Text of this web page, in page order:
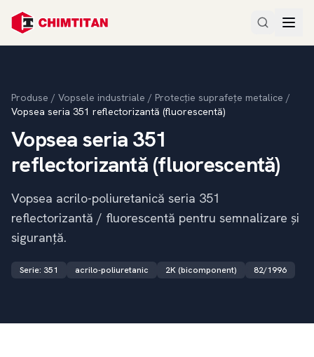
Produse / Vopsele industriale / Protecție suprafețe metalice /
Vopsea seria 351 reflectorizantă (fluorescentă)
Vopsea seria 351
reflectorizantă (fluorescentă)
Vopsea acrilo-poliuretanică seria 351
reflectorizantă / fluorescentă pentru semnalizare și
siguranță.
Serie: 351 acrilo-poliuretanic 2K (bicomponent) 82/1996